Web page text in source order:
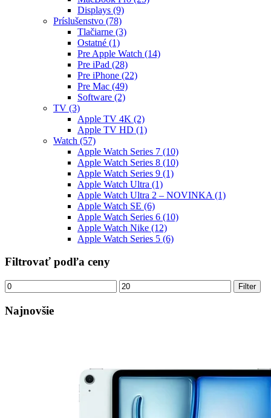
Displays (9)
Príslušenstvo (78)
Tlačiarne (3)
Ostatné (1)
Pre Apple Watch (14)
Pre iPad (28)
Pre iPhone (22)
Pre Mac (49)
Software (2)
TV (3)
Apple TV 4K (2)
Apple TV HD (1)
Watch (57)
Apple Watch Series 7 (10)
Apple Watch Series 8 (10)
Apple Watch Series 9 (1)
Apple Watch Ultra (1)
Apple Watch Ultra 2 – NOVINKA (1)
Apple Watch SE (6)
Apple Watch Series 6 (10)
Apple Watch Nike (12)
Apple Watch Series 5 (6)
Filtrovať podľa ceny
Minimálna
cena
Maximálna
cena
Filter
Najnovšie